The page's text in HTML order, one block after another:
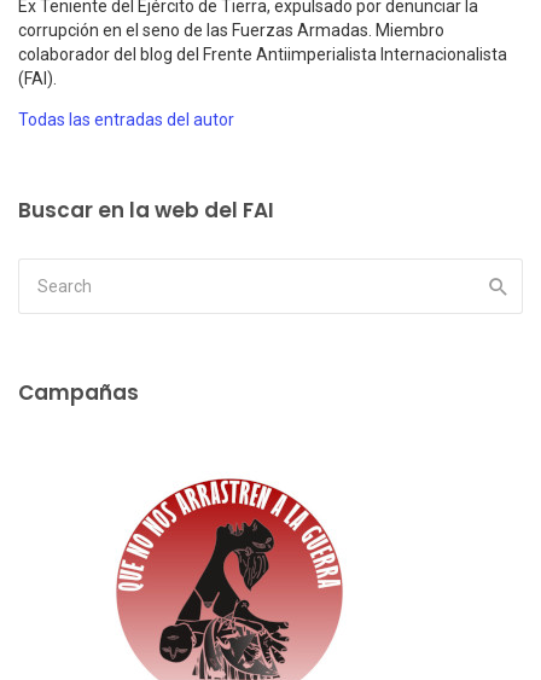
Ex Teniente del Ejército de Tierra, expulsado por denunciar la
corrupción en el seno de las Fuerzas Armadas. Miembro
colaborador del blog del Frente Antiimperialista Internacionalista
(FAI).
Todas las entradas del autor
Buscar en la web del FAI
Campañas